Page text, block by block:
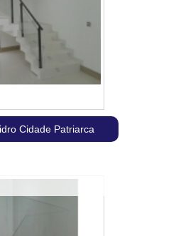
Cidade Patriarca